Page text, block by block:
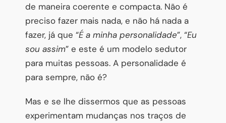
de maneira coerente e compacta. Não é
preciso fazer mais nada, e não há nada a
fazer, já que “É a minha personalidade”, “Eu
sou assim” e este é um modelo sedutor
para muitas pessoas. A personalidade é
para sempre, não é?
Mas e se lhe dissermos que as pessoas
experimentam mudanças nos traços de